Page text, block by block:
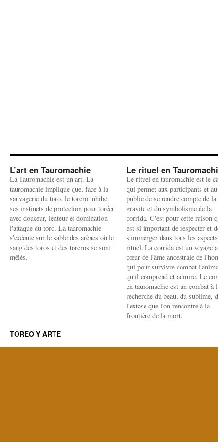
L’art en Tauromachie
La Tauromachie est un art. La
tauromachie implique que, face à la
sauvagerie du toro, le torero inhibe
ses instincts de protection pour toréer
avec douceur, lenteur et domination
l'attaque du toro. La tauromachie
s'exécute sur le sable des arènes où le
sang des toros et des toreros se sont
mêlés.
Le rituel en
Le rituel en tauromachie est le
qui permet aux participants et au
public de se rendre compte de la
gravité et du symbolisme de la
corrida. C'est pour cette raison
est si important de respecter et
s'immerger dans tous les
rituel. La corrida est un voyage
cœur de l'âme ancestrale de
qui pour survivre combat
qu'il comprend et admire. Le
en tauromachie est un combat à
recherche du beau, du sublime,
l'extase que l'on rencontre à la
frontière de la mort.
TOREO Y ARTE